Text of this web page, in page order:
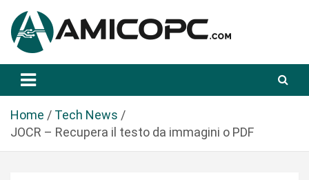
a
Amicopc.com
Home
Tech News
JOCR – Recupera il testo da immagini o PDF